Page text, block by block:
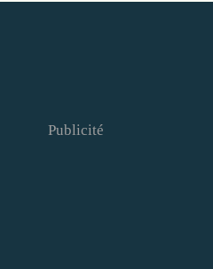
Publicité